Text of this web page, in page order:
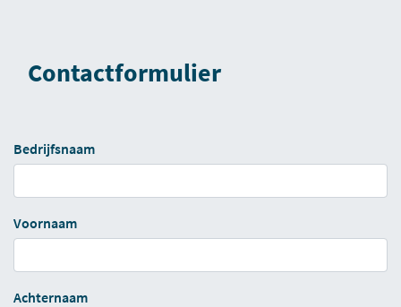
Contactformulier
Bedrijfsnaam
Voornaam
Achternaam